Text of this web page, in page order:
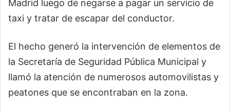
Madrid luego de negarse a pagar un servicio de
taxi y tratar de escapar del conductor.
El hecho generó la intervención de elementos de
la Secretaría de Seguridad Pública Municipal y
llamó la atención de numerosos automovilistas y
peatones que se encontraban en la zona.